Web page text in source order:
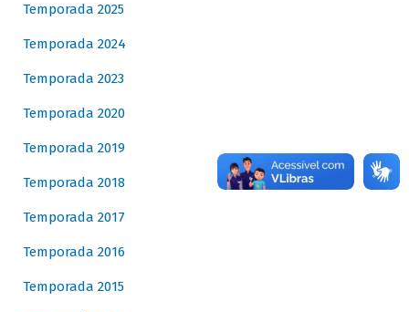
Temporada 2025
Temporada 2024
Temporada 2023
Temporada 2020
Temporada 2019
Temporada 2018
Temporada 2017
Temporada 2016
Temporada 2015